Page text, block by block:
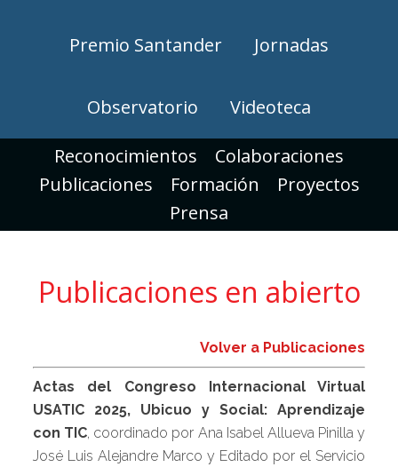
Premio Santander Jornadas
Observatorio Videoteca
Reconocimientos
Colaboraciones
Publicaciones
Formación
Proyectos
Prensa
Publicaciones en abierto
Volver a Publicaciones
Actas del Congreso Internacional Virtual
USATIC 2025, Ubicuo y Social: Aprendizaje
con TIC, coordinado por Ana Isabel Allueva Pinilla y
José Luis Alejandre Marco y Editado por el Servicio